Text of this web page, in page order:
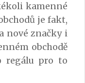
kamenné
je fakt,
nové značky i
obchodě
regálu pro to